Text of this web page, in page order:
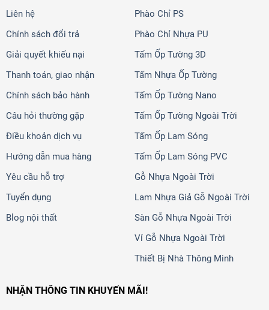
Liên hệ
Chính sách đổi trả
Giải quyết khiếu nại
Thanh toán, giao nhận
Chính sách bảo hành
Câu hỏi thường gặp
Điều khoản dịch vụ
Hướng dẫn mua hàng
Yêu cầu hỗ trợ
Tuyển dụng
Blog nội thất
Phào Chỉ PS
Phào Chỉ Nhựa PU
Tấm Ốp Tường 3D
Tấm Nhựa Ốp Tường
Tấm Ốp Tường Nano
Tấm Ốp Tường Ngoài Trời
Tấm Ốp Lam Sóng
Tấm Ốp Lam Sóng PVC
Gỗ Nhựa Ngoài Trời
Lam Nhựa Giả Gỗ Ngoài Trời
Sàn Gỗ Nhựa Ngoài Trời
Vỉ Gỗ Nhựa Ngoài Trời
Thiết Bị Nhà Thông Minh
NHẬN THÔNG TIN KHUYẾN MÃI!